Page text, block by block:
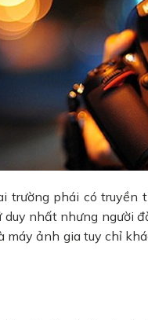
trường phái có truyền
duy nhất nhưng người
máy ảnh gia tuy chỉ